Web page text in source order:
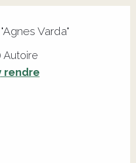
Varda"
Autoire
rendre